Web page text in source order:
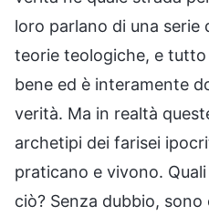
loro parlano di una
teorie teologiche, e
bene ed è interamente
verità. Ma in realtà
archetipi dei farisei
praticano e vivono.
ciò? Senza dubbio,